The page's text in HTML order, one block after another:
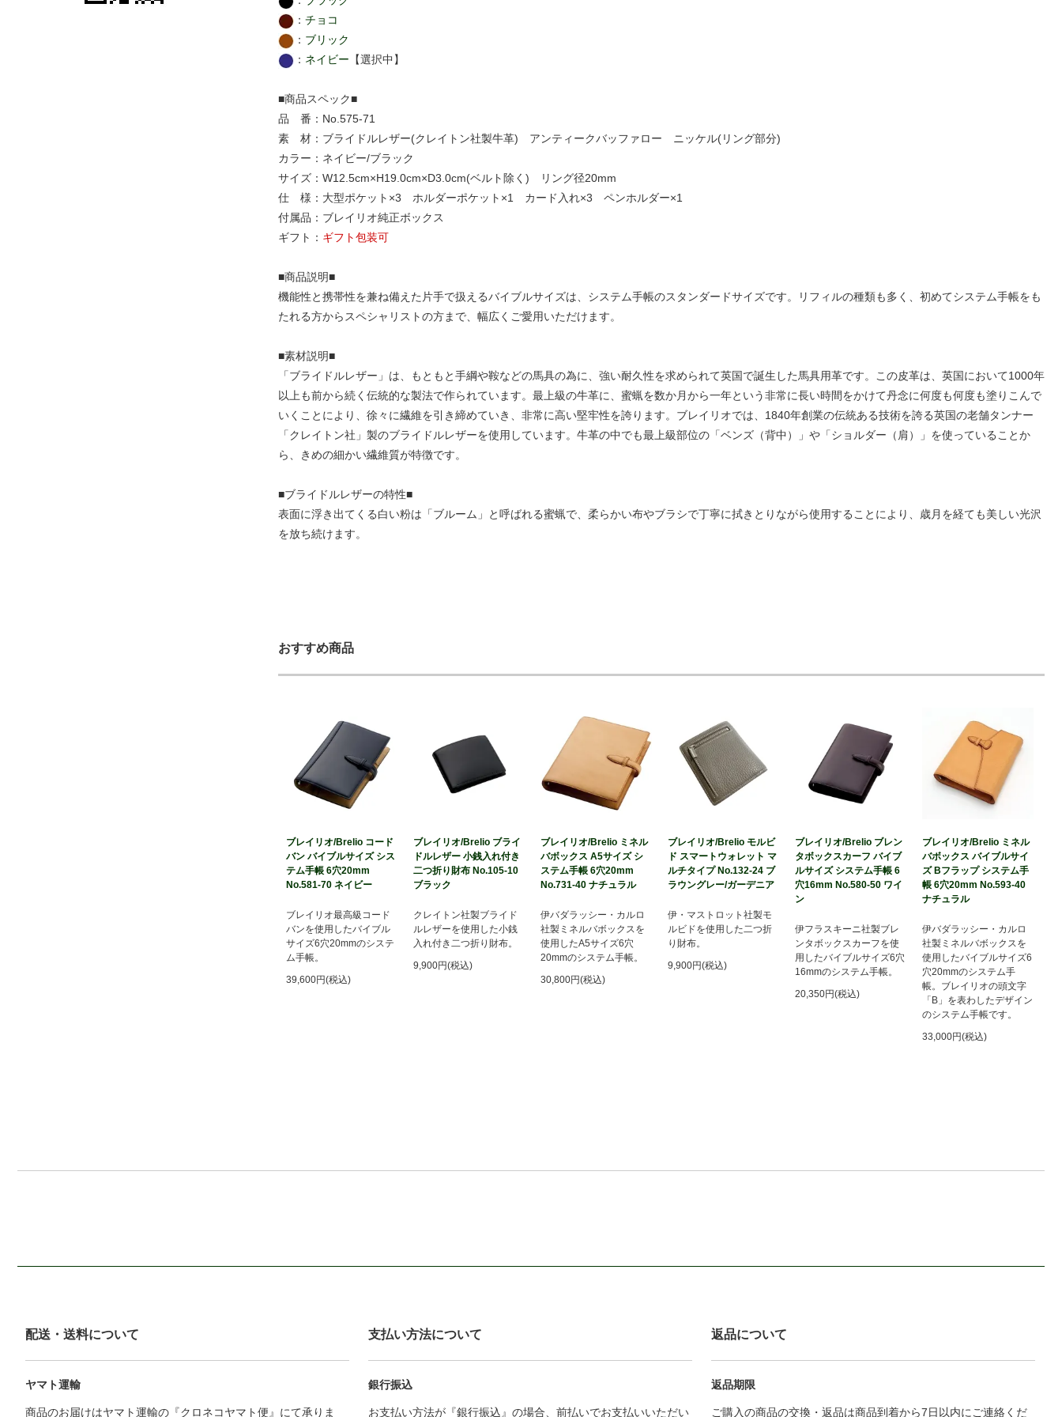
： チョコ
： ブリック
： ネイビー 【選択中】
■商品スペック■
品 番：No.575-71
素 材：ブライドルレザー(クレイトン社製牛革) アンティークバッファロー ニッケル(リング部分)
カラー：ネイビー/ブラック
サイズ：W12.5cm×H19.0cm×D3.0cm(ベルト除く) リング径20mm
仕 様：大型ポケット×3 ホルダーポケット×1 カード入れ×3 ペンホルダー×1
付属品：ブレイリオ純正ボックス
ギフト： ギフト包装可
■商品説明■
機能性と携帯性を兼ね備えた片手で扱えるバイブルサイズは、システム手帳のスタンダードサイズです。リフィルの種類も多く、初めてシステム手帳をも
たれる方からスペシャリストの方まで、幅広くご愛用いただけます。
■素材説明■
「ブライドルレザー」は、もともと手綱や鞍などの馬具の為に、強い耐久性を求められて英国で誕生した馬具用革です。この皮革は、英国において1000年
以上も前から続く伝統的な製法で作られています。最上級の牛革に、蜜蝋を数か月から一年という非常に長い時間をかけて丹念に何度も何度も塗りこんで
いくことにより、徐々に繊維を引き締めていき、非常に高い堅牢性を誇ります。ブレイリオでは、1840年創業の伝統ある技術を誇る英国の老舗タンナー
「クレイトン社」製のブライドルレザーを使用しています。牛革の中でも最上級部位の「ベンズ（背中）」や「ショルダー（肩）」を使っていることか
ら、きめの細かい繊維質が特徴です。
■ブライドルレザーの特性■
表面に浮き出てくる白い粉は「ブルーム」と呼ばれる蜜蝋で、柔らかい布やブラシで丁寧に拭きとりながら使用することにより、歳月を経ても美しい光沢
を放ち続けます。
おすすめ商品
ブレイリオ/Brelio コード
バン バイブルサイズ シス
テム手帳 6穴20mm
No.581-70 ネイビー
ブレイリオ最高級コード
バンを使用したバイブル
サイズ6穴20mmのシステ
ム手帳。
39,600円(税込)
ブレイリオ/Brelio ブライ
ドルレザー 小銭入れ付き
二つ折り財布 No.105-10
ブラック
クレイトン社製ブライド
ルレザーを使用した小銭
入れ付き二つ折り財布。
9,900円(税込)
ブレイリオ/Brelio ミネル
バボックス A5サイズ シ
ステム手帳 6穴20mm
No.731-40 ナチュラル
伊バダラッシー・カルロ
社製ミネルバボックスを
使用したA5サイズ6穴
20mmのシステム手帳。
30,800円(税込)
ブレイリオ/Brelio モルビ
ド スマートウォレット マ
ルチタイプ No.132-24 ブ
ラウングレー/ガーデニア
伊・マストロット社製モ
ルビドを使用した二つ折
り財布。
9,900円(税込)
ブレイリオ/Brelio ブレン
タボックスカーフ バイブ
ルサイズ システム手帳 6
穴16mm No.580-50 ワイ
ン
伊フラスキーニ社製ブレ
ンタボックスカーフを使
用したバイブルサイズ6穴
16mmのシステム手帳。
20,350円(税込)
ブレイリオ/Brelio ミネル
バボックス バイブルサイ
ズ Bフラップ システム手
帳 6穴20mm No.593-40
ナチュラル
伊バダラッシー・カルロ
社製ミネルバボックスを
使用したバイブルサイズ6
穴20mmのシステム手
帳。ブレイリオの頭文字
「B」を表わしたデザイン
のシステム手帳です。
33,000円(税込)
配送・送料について
ヤマト運輸
商品のお届けはヤマト運輸の『クロネコヤマト便』にて承りま
支払い方法について
銀行振込
お支払い方法が『銀行振込』の場合、前払いでお支払いいただい
返品について
返品期限
ご購入の商品の交換・返品は商品到着から7日以内にご連絡くだ